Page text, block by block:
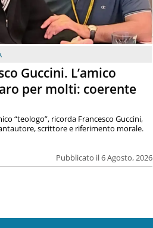
Guccini. L’amico
per molti: coerente
Pubblicato il 6 Agosto, 2026
“teologo”, ricorda Francesco Guccini,
scrittore e riferimento morale.